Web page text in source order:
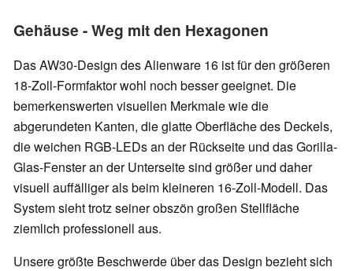
Gehäuse - Weg mit den Hexagonen
Das AW30-Design des Alienware 16 ist für den größeren
18-Zoll-Formfaktor wohl noch besser geeignet. Die
bemerkenswerten visuellen Merkmale wie die
abgerundeten Kanten, die glatte Oberfläche des Deckels,
die weichen RGB-LEDs an der Rückseite und das Gorilla-
Glas-Fenster an der Unterseite sind größer und daher
visuell auffälliger als beim kleineren 16-Zoll-Modell. Das
System sieht trotz seiner obszön großen Stellfläche
ziemlich professionell aus.
Unsere größte Beschwerde über das Design bezieht sich